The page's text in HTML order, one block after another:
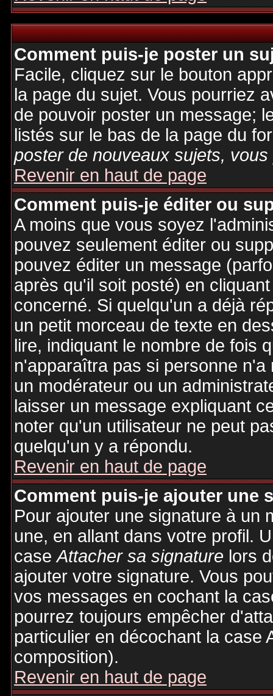
Comment puis-je poster un
Facile, cliquez sur le bouton
la page du sujet. Vous pourriez
de pouvoir poster un message;
listés sur le bas de la page du
poster de nouveaux sujets,
Revenir en haut de page
Comment puis-je éditer ou
A moins que vous soyez
pouvez seulement éditer ou
pouvez éditer un message
après qu'il soit posté) en
concerné. Si quelqu'un a déjà
un petit morceau de texte en
lire, indiquant le nombre de fois
n'apparaîtra pas si personne
un modérateur ou un
laisser un message expliquant
noter qu'un utilisateur ne peut
quelqu'un y a répondu.
Revenir en haut de page
Comment puis-je ajouter une
Pour ajouter une signature à un
une, en allant dans votre profil.
caseAttacher sa signaturelors
ajouter votre signature. Vous
vos messages en cochant la
pourrez toujours empêcher
particulier en décochant la case
composition).
Revenir en haut de page